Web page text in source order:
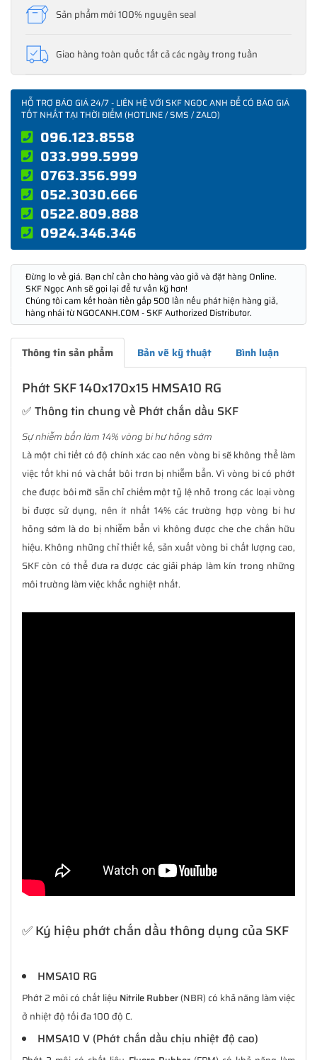
Sản phẩm mới 100% nguyên seal
Giao hàng toàn quốc tất cả các ngày trong tuần
HỖ TRỢ BÁO GIÁ 24/7 - LIÊN HỆ VỚI SKF NGỌC ANH ĐỂ CÓ BÁO GIÁ
TỐT NHẤT TẠI THỜI ĐIỂM (HOTLINE / SMS / ZALO)
096.123.8558
033.999.5999
0763.356.999
052.3030.666
0522.809.888
0924.346.346
Đừng lo về giá. Bạn chỉ cần cho hàng vào giỏ và đặt hàng Online.
SKF Ngọc Anh sẽ gọi lại để tư vấn kỹ hơn!
Chúng tôi cam kết hoàn tiền gấp 500 lần nếu phát hiện hàng giả,
hàng nhái từ NGOCANH.COM - SKF Authorized Distributor.
Thông tin sản phẩm Bản vẽ kỹ thuật Bình luận
Phớt SKF 140x170x15 HMSA10 RG
✅ Thông tin chung về Phớt chắn dầu SKF
Sự nhiễm bẩn làm 14% vòng bi hư hỏng sớm
Là một chi tiết có độ chính xác cao nên vòng bi sẽ không thể làm
việc tốt khi nó và chất bôi trơn bị nhiễm bẩn. Vì vòng bi có phớt
che được bôi mỡ sẵn chỉ chiếm một tỷ lệ nhỏ trong các loại vòng
bi được sử dụng, nên ít nhất 14% các trường hợp vòng bi hư
hỏng sớm là do bị nhiễm bẩn vì không được che che chắn hữu
hiệu. Không những chỉ thiết kế, sản xuất vòng bi chất lượng cao,
SKF còn có thể đưa ra được các giải pháp làm kín trong những
môi trường làm việc khắc nghiệt nhất.
✅ Ký hiệu phớt chắn dầu thông dụng của SKF
HMSA10 RG
Phớt 2 môi có chất liệu Nitrile Rubber(NBR) có khả năng làm việc
ở nhiệt độ tối đa 100 độ C.
HMSA10 V (Phớt chắn dầu chịu nhiệt độ cao)